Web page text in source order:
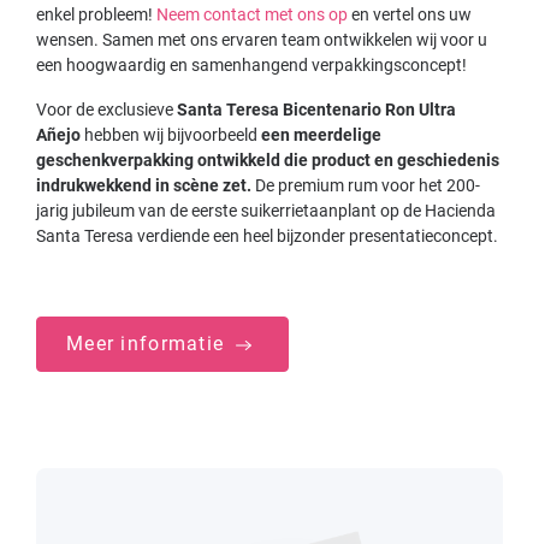
enkel probleem! Neem contact met ons open vertel ons uw
wensen. Samen met ons ervaren team ontwikkelen wij voor u
een hoogwaardig en samenhangend verpakkingsconcept!
Voor de exclusieveSanta Teresa Bicentenario Ron Ultra
Añejo hebben wij bijvoorbeeld een meerdelige
geschenkverpakking ontwikkeld die product en geschiedenis
indrukwekkend in scène zet. De premium rum voor het 200-
jarig jubileum van de eerste suikerrietaanplant op de Hacienda
Santa Teresa verdiende een heel bijzonder presentatieconcept.
Meer informatie